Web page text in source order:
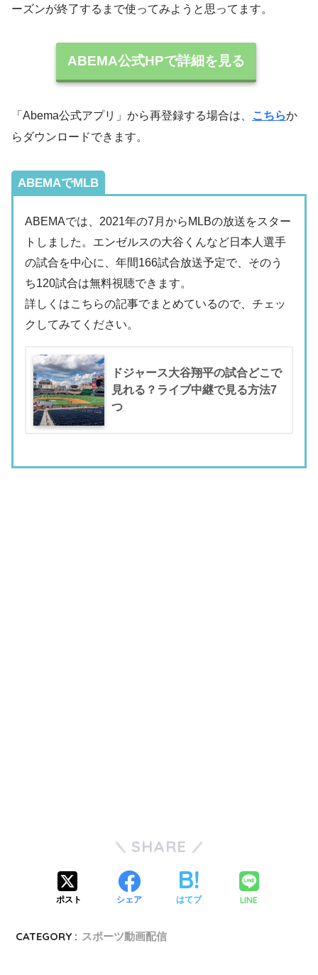
ーズンが終了するまで使ってみようと思ってます。
ABEMA公式HPで詳細を見る
「Abema公式アプリ」から再登録する場合は、 こちらか
らダウンロードできます。
ABEMAでMLB
ABEMAでは、2021年の7月からMLBの放送をスター
トしました。エンゼルスの大谷くんなど日本人選手
の試合を中心に、年間166試合放送予定で、そのう
ち120試合は無料視聴できます。
詳しくはこちらの記事でまとめているので、チェッ
クしてみてください。
ドジャース大谷翔平の試合どこで
見れる？ライブ中継で見る方法7
つ
SHARE
ポスト シェア はてブ LINE
CATEGORY : スポーツ動画配信